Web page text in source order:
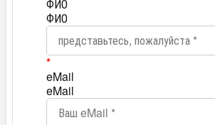
ФИО
ФИО
*
eMail
eMail